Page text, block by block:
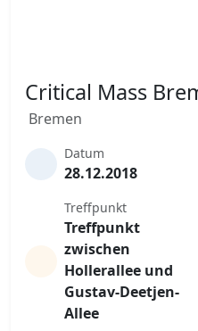
Critical Mass
Bremen
Datum
28.12.2018
Treffpunkt
Treffpunkt
zwischen
Hollerallee und
Gustav-Deetjen-
Allee